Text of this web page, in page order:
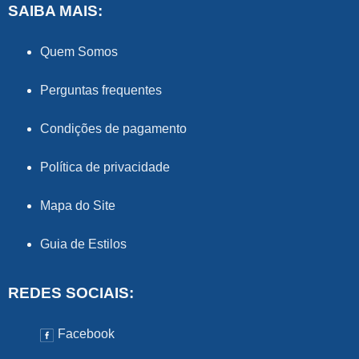
SAIBA MAIS:
Quem Somos
Perguntas frequentes
Condições de pagamento
Política de privacidade
Mapa do Site
Guia de Estilos
REDES SOCIAIS:
Facebook